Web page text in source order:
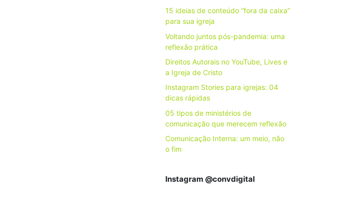
15 ideias de conteúdo “fora da caixa”
para sua igreja
Voltando juntos pós-pandemia: uma
reflexão prática
Direitos Autorais no YouTube, Lives e
a Igreja de Cristo
Instagram Stories para igrejas: 04
dicas rápidas
05 tipos de ministérios de
comunicação que merecem reflexão
Comunicação Interna: um meio, não
o fim
Instagram @convdigital